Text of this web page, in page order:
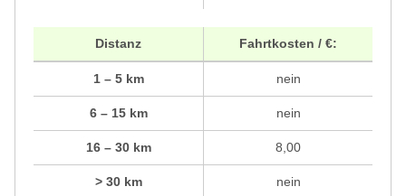
Distanz
1 – 5 km
6 – 15 km
16 – 30 km
> 30 km
Fahrtkosten / €:
nein
nein
8,00
nein